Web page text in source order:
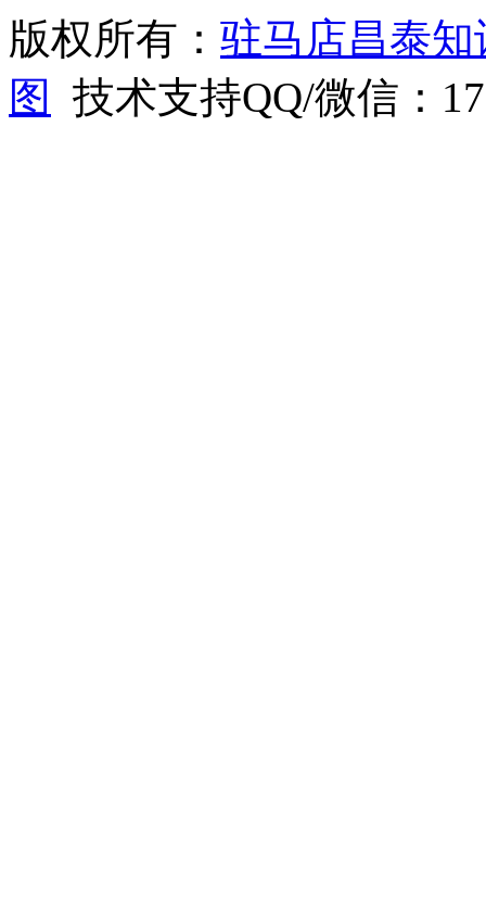
版权所有： 驻马店昌泰
图
技术支持QQ/微信：